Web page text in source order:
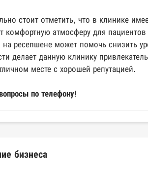
стоит отметить, что в клинике
комфортную атмосферу для
на ресепшене может помочь снизить
делает данную клинику
месте с хорошей репутацией.
по телефону!
бизнеса